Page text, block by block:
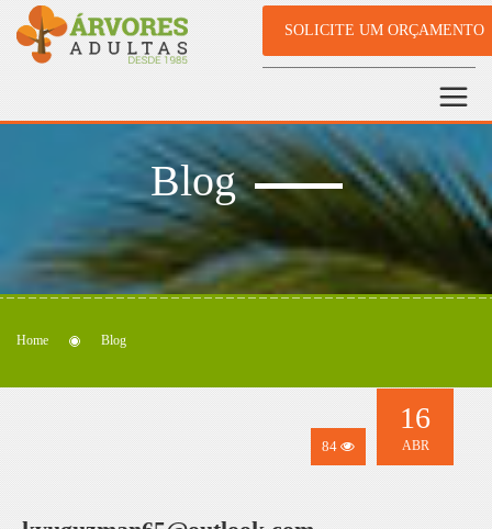
SOLICITE UM ORÇAMENTO
Blog
Home Blog
84
16
ABR